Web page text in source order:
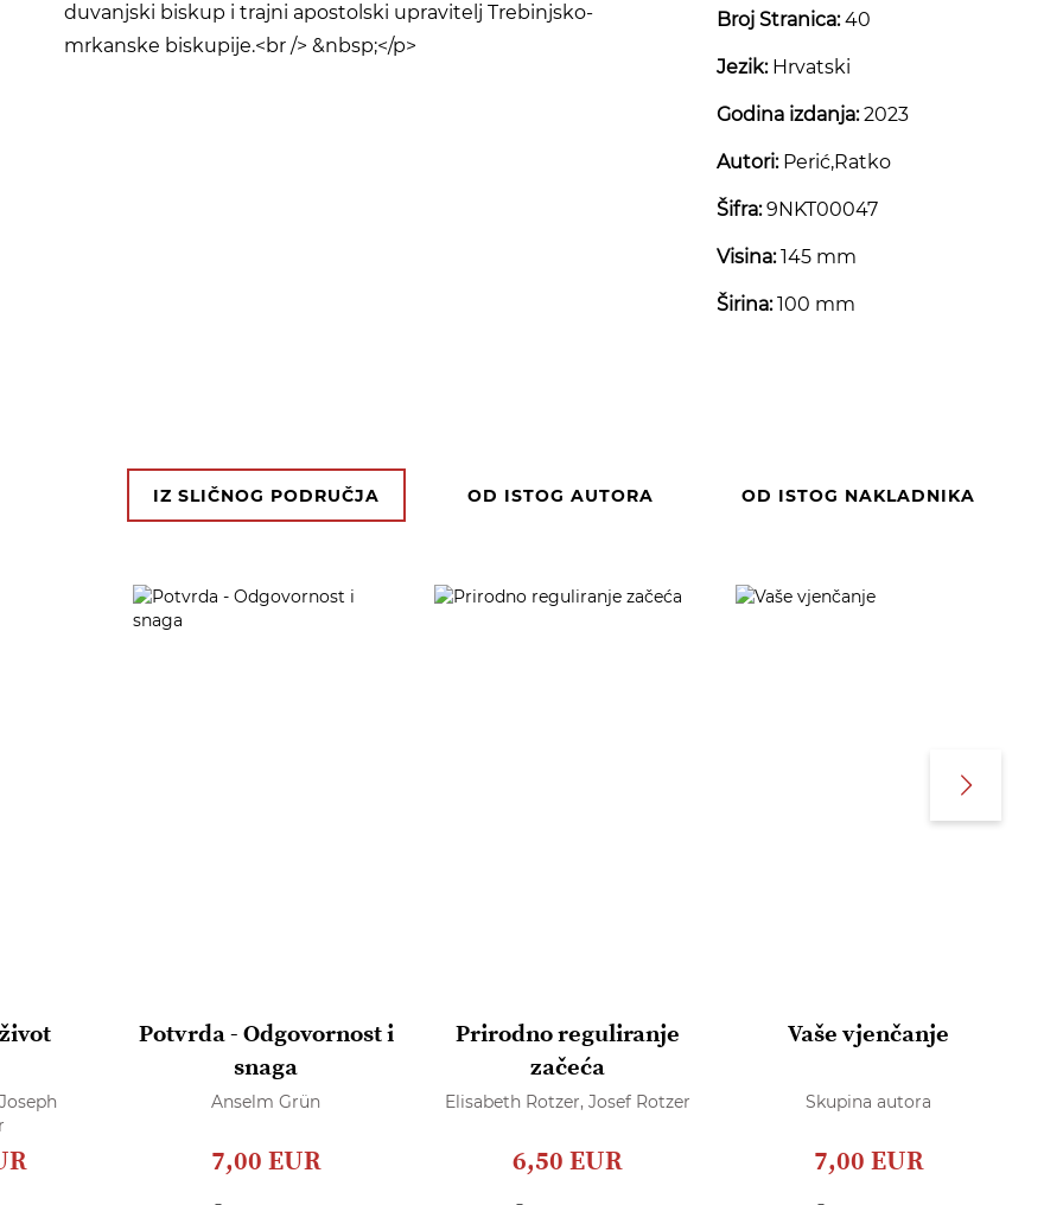
Broj Stranica:40
Jezik:Hrvatski
Godina izdanja:2023
Autori:Perić,Ratko
Šifra:9NKT00047
Visina:145 mm
Širina:100 mm
duvanjski biskup i trajni apostolski upravitelj Trebinjsko-
mrkanske biskupije.<br /> &nbsp;</p>
IZ SLIČNOG PODRUČJA OD ISTOG AUTORA OD ISTOG NAKLADNIKA
Potvrda - Odgovornost i
snaga
Anselm Grün
7,00 EUR
Prirodno reguliranje
začeća
Elisabeth Rotzer, Josef Rotzer
6,50 EUR
Vaše vjenčanje
Skupina autora
7,00 EUR